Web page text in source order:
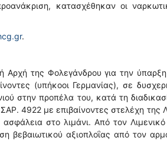
κατασχέθηκαν οι
.
της Φολεγάνδρου για την
(υπήκοοι Γερμανίας), σε
στην προπέλα του, κατά τη
4922 με επιβαίνοντες στελέχη της
στο λιμάνι. Από τον
βεβαιωτικού αξιοπλοΐας από τον